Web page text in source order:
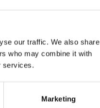
our traffic. We also share
who may combine it with
services.
Marketing